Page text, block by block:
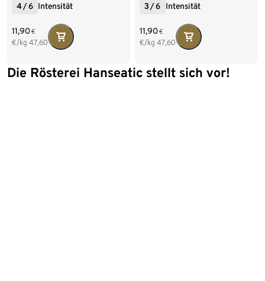
4/6 Intensität
11,90€
€/kg 47,60
3 /6 Intensität
11,90€
€/kg 47,60
Die Rösterei Hanseatic stellt sich vor!